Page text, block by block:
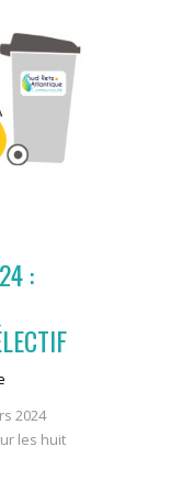
:
2024
les huit